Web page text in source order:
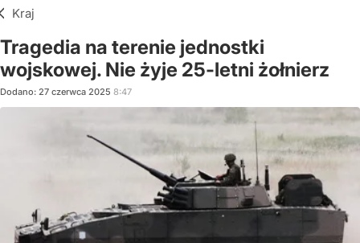
Kraj
Tragedia na terenie jednostki
wojskowej. Nie żyje 25-letni żołnierz
Dodano: 27 czerwca 2025 8:47